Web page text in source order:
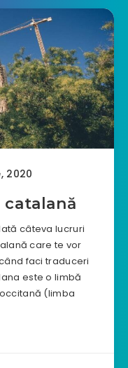
2020
câteva lucruri
care te vor
faci traduceri
este o limbă
(limba